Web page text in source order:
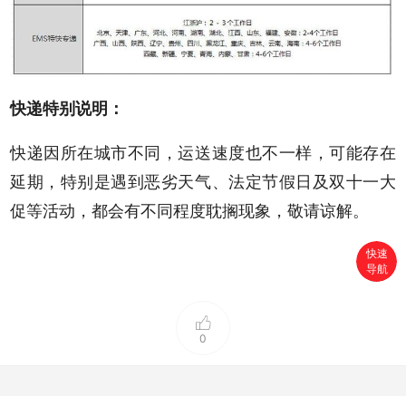
快递特别说明：
快递因所在城市不同，运送速度也不一样，可能存在
延期，特别是遇到恶劣天气、法定节假日及双十一大
促等活动，都会有不同程度耽搁现象，敬请谅解。
0
首页
快速
导航